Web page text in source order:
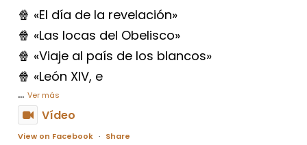
🍿 «El día de la revelación»
🍿 «Las locas del Obelisco»
🍿 «Viaje al país de los blancos»
🍿 «León XIV, e
... Ver más
Vídeo
View on Facebook · Share